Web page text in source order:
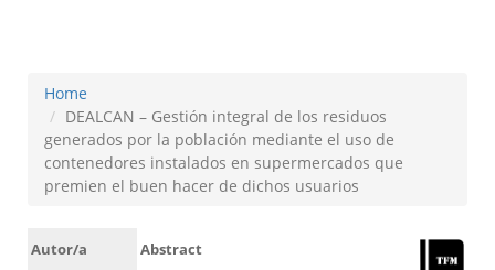
Home
DEALCAN – Gestión integral de los residuos
generados por la población mediante el uso de
contenedores instalados en supermercados que
premien el buen hacer de dichos usuarios
Autor/a
Abstract